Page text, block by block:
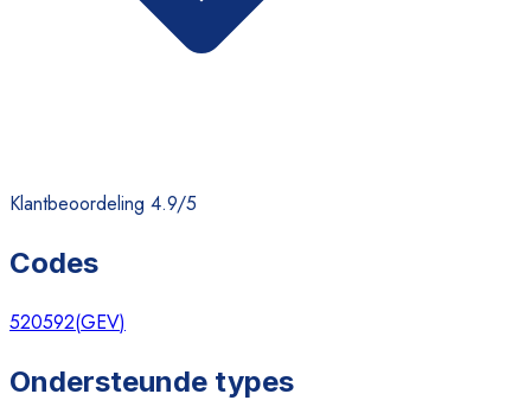
Klantbeoordeling 4.9/5
Codes
520592(GEV)
Ondersteunde types